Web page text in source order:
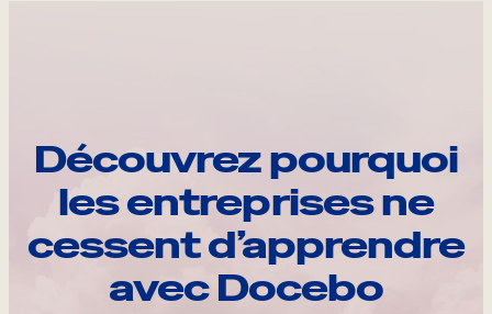
Découvrez pourquoi
les entreprises ne
cessent d’apprendre
avec Docebo